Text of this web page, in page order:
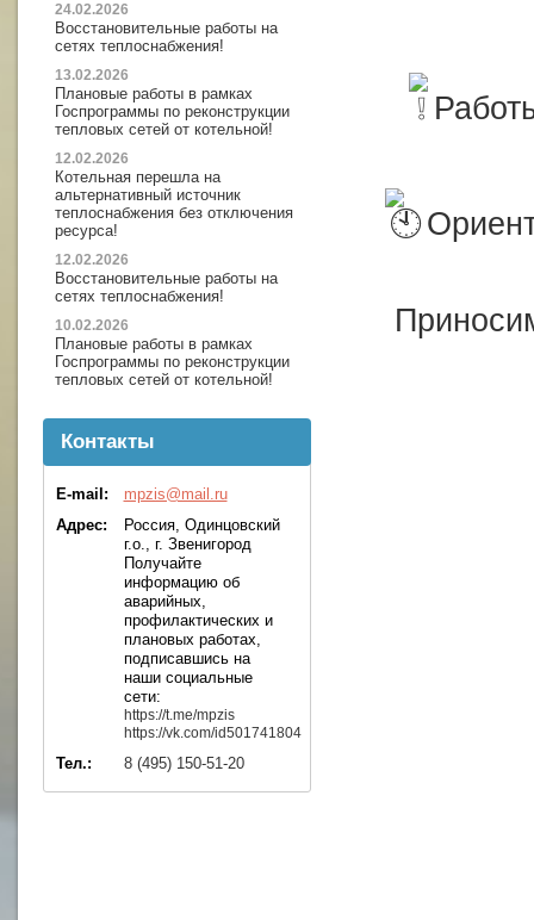
24.02.2026
Восстановительные работы на
сетях теплоснабжения!
13.02.2026
Плановые работы в рамках
Госпрограммы по реконструкции
тепловых сетей от котельной!
12.02.2026
Котельная перешла на
альтернативный источник
теплоснабжения без отключения
ресурса!
12.02.2026
Восстановительные работы на
сетях теплоснабжения!
10.02.2026
Плановые работы в рамках
Госпрограммы по реконструкции
тепловых сетей от котельной!
Контакты
E-mail:
mpzis@mail.ru
Адрес:
Россия, Одинцовский
г.о., г. Звенигород
Получайте
информацию об
аварийных,
профилактических и
плановых работах,
подписавшись на
наши социальные
сети:
https://t.me/mpzis
https://vk.com/id501741804
Тел.: 8 (495) 150-51-20